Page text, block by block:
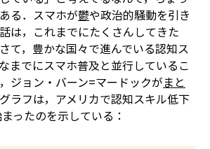
る．スマホが鬱や政治的騒動を引き
は，これまでにたくさんしてきた
て，豊かな国々で進んでいる認知ス
までにスマホ普及と並行しているこ
ジョン・バーン=マードックがまと
ラフは，アメリカで認知スキル低下
ったのを示している：